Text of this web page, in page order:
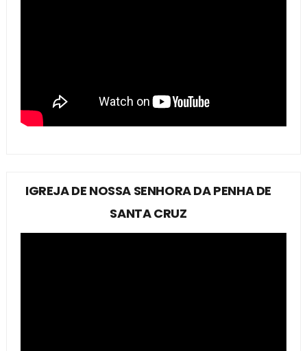
IGREJA DE NOSSA SENHORA DA PENHA DE
SANTA CRUZ